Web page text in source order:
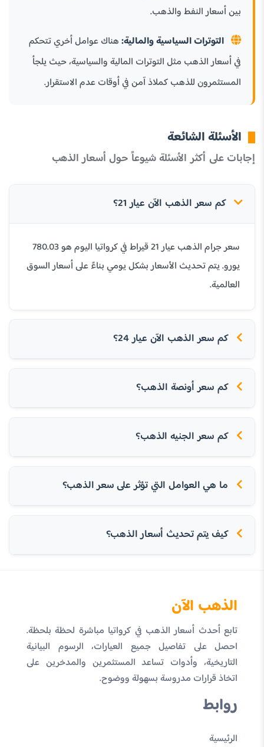
بين أسعار النفط والذهب.
التوترات السياسية والمالية:هناك عوامل أخري تتحكم
في أسعار الذهب مثل التوترات المالية والسياسية، حيث يلجأ
المستثمرون للذهب كملاذ آمن في أوقات عدم الاستقرار.
الأسئلة الشائعة
إجابات على أكثر الأسئلة شيوعاً حول أسعار الذهب
كم سعر الذهب الآن عيار 21؟
سعر جرام الذهب عيار 21 قيراط في كرواتيا اليوم هو 780.03
يورو. يتم تحديث الأسعار بشكل يومي بناءً على أسعار السوق
العالمية.
كم سعر الذهب الآن عيار 24؟
كم سعر أونصة الذهب؟
كم سعر الجنيه الذهب؟
ما هي العوامل التي تؤثر على سعر الذهب؟
كيف يتم تحديث أسعار الذهب؟
الذهب الآن
تابع أحدث أسعار الذهب في كرواتيا مباشرة لحظة بلحظة.
احصل على تفاصيل جميع العيارات، الرسوم البيانية
التاريخية، وأدوات تساعد المستثمرين والمدخرين على
اتخاذ قرارات مدروسة بسهولة ووضوح.
روابط
الرئيسية